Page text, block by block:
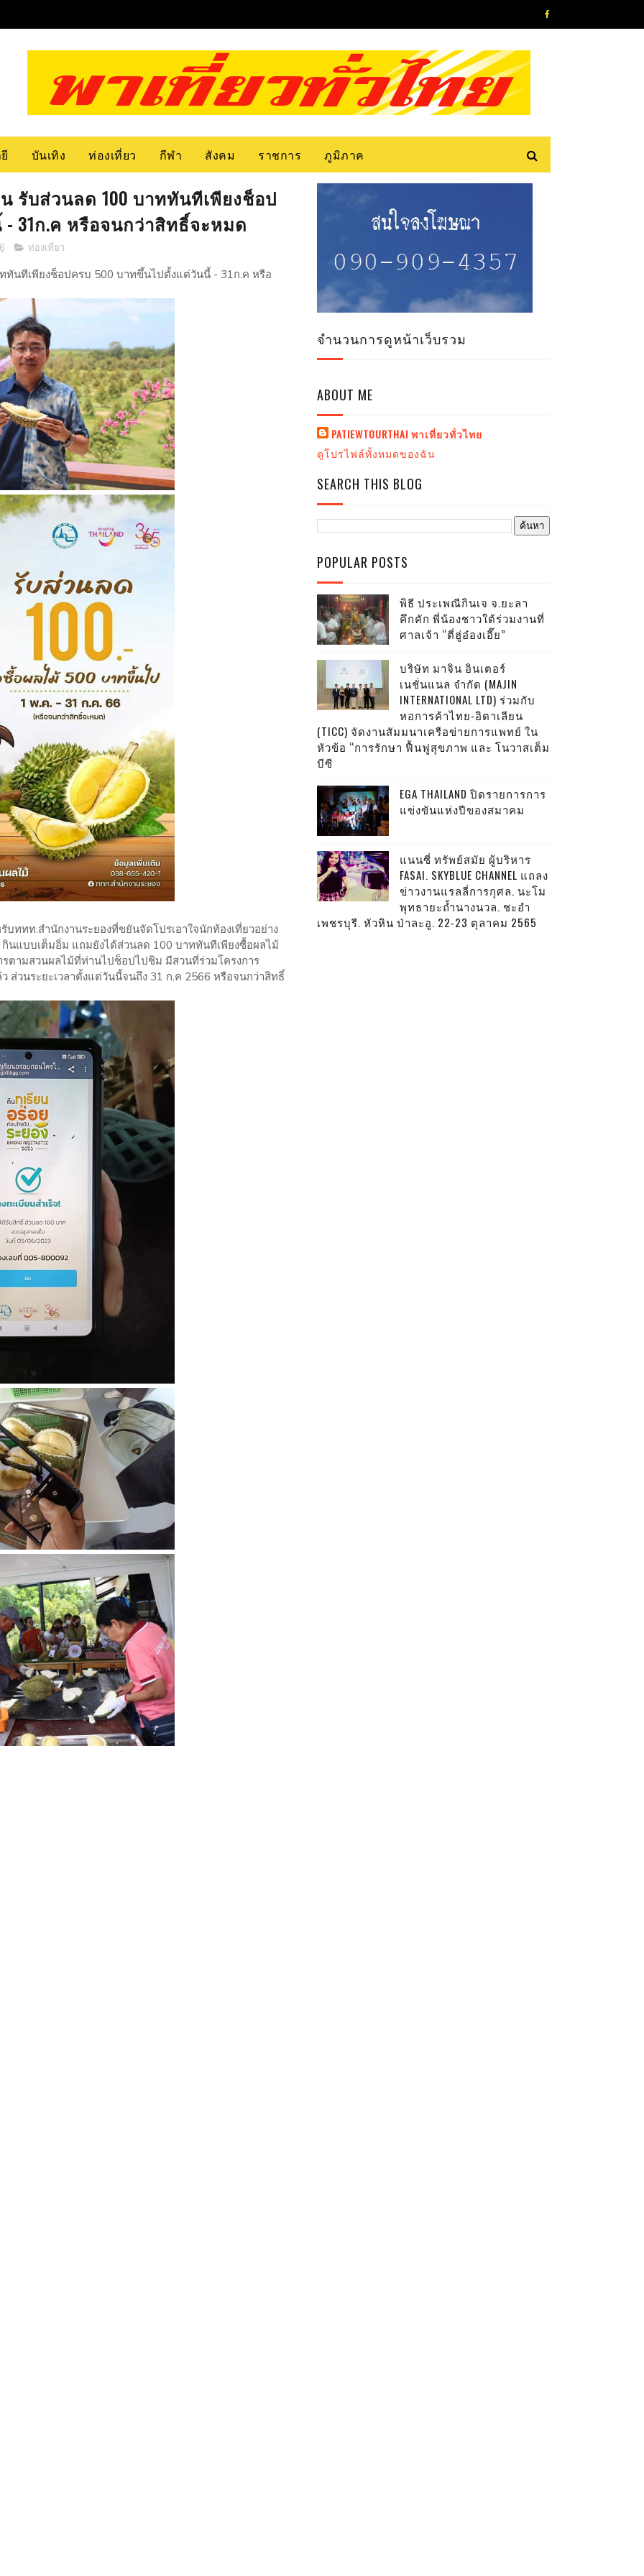
บันเทิง ท่องเที่ยว กีฬา สังคม ราชการ ภูมิภาค
รับส่วนลด 100 บาททันทีเพียงช็อป
31ก.ค หรือจนกว่าสิทธิ์จะหมด
ท่องเที่ยว
ทันทีเพียงช็อปครบ 500 บาทขึ้นไปตั้งแต่วันนี้ - 31ก.ค หรือ
ททท.สำนักงานระยองที่ขยันจัดโปรเอาใจนักท้องเที่ยวอย่าง
นแบบเต็มอิ่ม แถมยังได้ส่วนลด 100 บาททันทีเพียงซื้อผลไม้
ตามสวนผลไม้ที่ท่านไปช็อปไปชิม มีสวนที่ร่วมโครงการ
วนระยะเวลาตั้งแต่วันนี้จนถึง 31 ก.ค 2566 หรือจนกว่าสิทธิ์
จำนวนการดูหน้าเว็บรวม
ABOUT ME
PATIEWTOURTHAI พาเที่ยวทั่วไทย
ดูโปรไฟล์ทั้งหมดของฉัน
SEARCH THIS BLOG
POPULAR POSTS
พิธี ประเพณีกินเจ จ.ยะลา
คึกคัก พี่น้องชาวใต้ร่วมงานที่
ศาลเจ้า “ตี่ฮู่อ๋องเอี๊ย”
บริษัท มาจิน อินเตอร์
เนชั่นแนล จำกัด (MAJIN
INTERNATIONAL LTD) ร่วมกับ
หอการค้าไทย-อิตาเลียน
(TICC) จัดงานสัมมนาเครือข่ายการแพทย์ ใน
หัวข้อ “การรักษา ฟื้นฟูสุขภาพ และ โนวาสเต็ม
บีซี
EGA THAILAND ปิดรายการการ
แข่งขันแห่งปีของสมาคม
แนนซี่ ทรัพย์สมัย ผู้บริหาร
FASAI. SKYBLUE CHANNEL แถลง
ข่าวงานแรลลี่การกุศล. นะโม
พุทธายะถ้ำนางนวล. ชะอำ
เพชรบุรี. หัวหิน ป่าละอู. 22-23 ตุลาคม 2565